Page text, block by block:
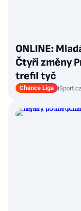
ONLINE:
Čtyři změny
trefil tyč
Chance Liga iSport.cz